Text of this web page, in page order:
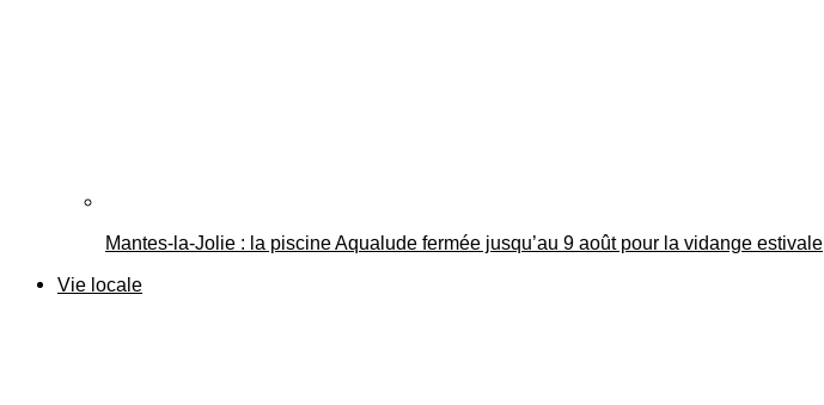
Mantes-la-Jolie : la piscine Aqualude fermée jusqu’au 9 août pour la vidange estivale
Vie locale